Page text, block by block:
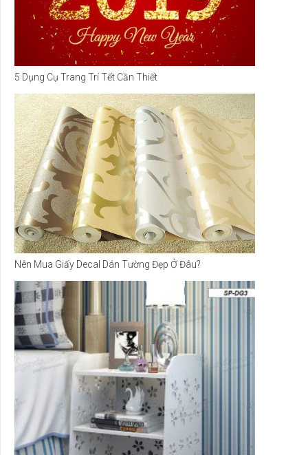
5 Dụng Cụ Trang Trí Tết Cần Thiết
Nên Mua Giấy Decal Dán Tường Đẹp Ở Đâu?